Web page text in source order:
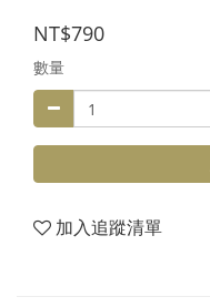
NT$790
數量
加入追蹤清單